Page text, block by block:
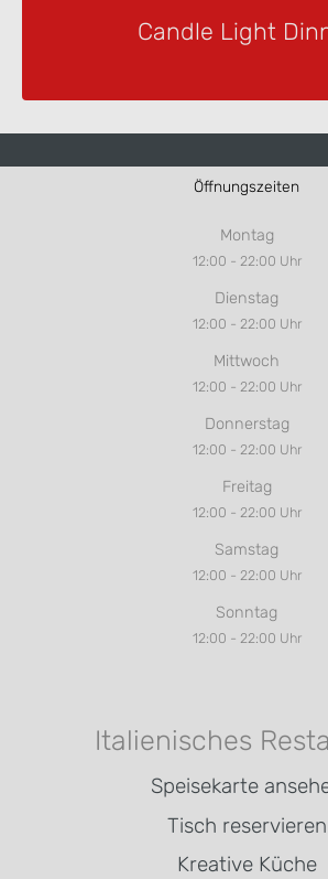
Candle Light
Öffnungszeiten
Montag
12:00 - 22:00 Uhr
Dienstag
12:00 - 22:00 Uhr
Mittwoch
12:00 - 22:00 Uhr
Donnerstag
12:00 - 22:00 Uhr
Freitag
12:00 - 22:00 Uhr
Samstag
12:00 - 22:00 Uhr
Sonntag
12:00 - 22:00 Uhr
Italienisches
Speisekarte
Tisch reservieren
Kreative Küche